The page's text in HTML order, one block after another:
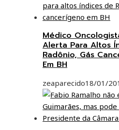
Médico
Alerta Para Altos
Radônio, Gás
Em BH
zeaparecido18/01/